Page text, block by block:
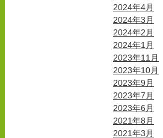
2024年4月
2024年3月
2024年2月
2024年1月
2023年11月
2023年10月
2023年9月
2023年7月
2023年6月
2021年8月
2021年3月